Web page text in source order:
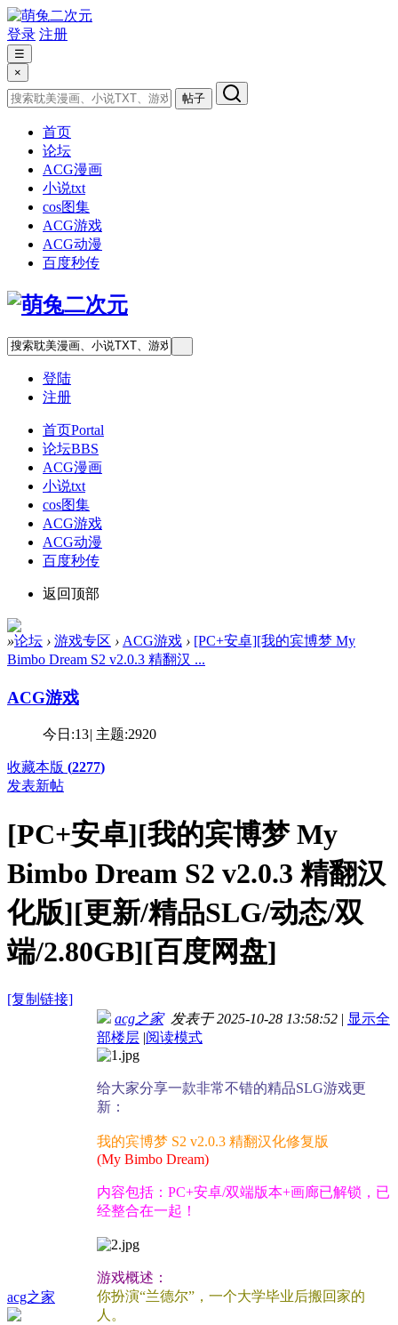
登录 注册
☰
×
帖子
首页
论坛
ACG漫画
小说txt
cos图集
ACG游戏
ACG动漫
百度秒传
登陆
注册
首页Portal
论坛BBS
ACG漫画
小说txt
cos图集
ACG游戏
ACG动漫
百度秒传
返回顶部
»论坛 › 游戏专区 › ACG游戏 › [PC+安卓][我的宾博梦 My
Bimbo Dream S2 v2.0.3 精翻汉 ...
ACG游戏
今日:13| 主题:2920
收藏本版 (2277)
发表新帖
[PC+安卓][我的宾博梦 My
Bimbo Dream S2 v2.0.3 精翻汉
化版][更新/精品SLG/动态/双
端/2.80GB][百度网盘]
[复制链接]
acg之家
acg之家发表于 2025-10-28 13:58:52 | 显示全
部楼层 |阅读模式
给大家分享一款非常不错的精品SLG游戏更
新：
我的宾博梦 S2 v2.0.3 精翻汉化修复版
(My Bimbo Dream)
内容包括：PC+安卓/双端版本+画廊已解锁，已
经整合在一起！
游戏概述：
你扮演“兰德尔”，一个大学毕业后搬回家的
人。